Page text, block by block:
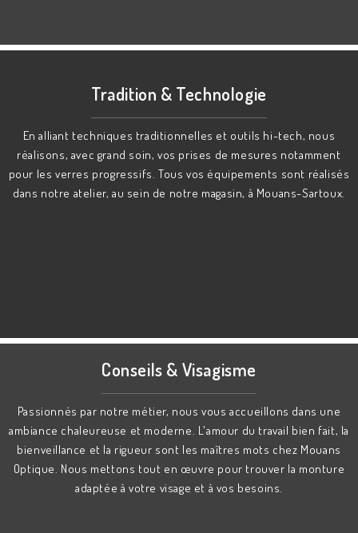
Tradition & Technologie
En alliant techniques traditionnelles et outils hi-tech, nous
réalisons, avec grand soin, vos prises de mesures notamment
pour les verres progressifs. Tous vos équipements sont réalisés
dans notre atelier, au sein de notre magasin, à Mouans-Sartoux.
Conseils & Visagisme
Passionnés par notre métier, nous vous accueillons dans une
ambiance chaleureuse et moderne. L'amour du travail bien fait, la
bienveillance et la rigueur sont les maîtres mots chez Mouans
Optique. Nous mettons tout en œuvre pour trouver la monture
adaptée à votre visage et à vos besoins.